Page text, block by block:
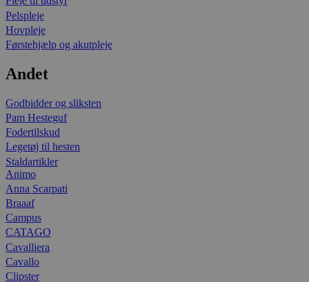
Pelspleje
Hovpleje
Førstehjælp og akutpleje
Andet
Godbidder og sliksten
Pam Hesteguf
Fodertilskud
Legetøj til hesten
Staldartikler
Animo
Anna Scarpati
Braaaf
Campus
CATAGO
Cavalliera
Cavallo
Clipster